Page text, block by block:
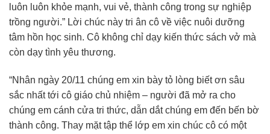
luôn luôn khỏe mạnh, vui vẻ, thành công trong sự nghiệp
trồng người.” Lời chúc này tri ân cô về việc nuôi dưỡng
tâm hồn học sinh. Cô không chỉ dạy kiến thức sách vở mà
còn dạy tình yêu thương.
“Nhân ngày 20/11 chúng em xin bày tỏ lòng biết ơn sâu
sắc nhất tới cô giáo chủ nhiệm – người đã mở ra cho
chúng em cánh cửa tri thức, dẫn dắt chúng em đến bến bờ
thành công. Thay mặt tập thể lớp em xin chúc cô có một